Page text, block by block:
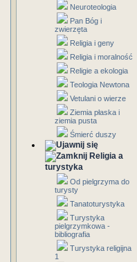
Neuroteologia
Pan Bóg i
zwierzęta
Religia i geny
Religia i moralność
Religie a ekologia
Teologia Newtona
Vetulani o wierze
Ziemia płaska i
ziemia pusta
Śmierć duszy
Religia a
turystyka
Od pielgrzyma do
turysty
Tanatoturystyka
Turystyka
pielgrzymkowa -
bibliografia
Turystyka religijna
1